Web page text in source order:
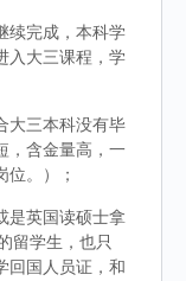
续完成，本科学
入大三课程，学
大三本科没有毕
，含金量高，一
。）；
是英国读硕士拿
留学生，也只
回国人员证，和